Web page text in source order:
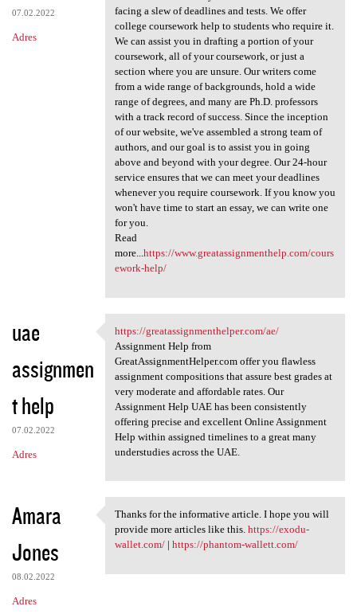
07.02.2022
Adres
facing a slew of deadlines and tests. We offer
college coursework help to students who require it.
We can assist you in drafting a portion of your
coursework, all of your coursework, or just a
section where you are unsure. Our writers come
from a wide range of backgrounds, hold a wide
range of degrees, and many are Ph.D. professors
with a track record of success. Since the inception
of our website, we've assembled a strong team of
authors, and our goal is to assist you in going
above and beyond with your degree. Our 24-hour
service ensures that we can meet your deadlines
whenever you require coursework. If you know you
won't have time to start an essay, we can write one
for you.
Read
more...https://www.greatassignmenthelp.com/cours
ework-help/
uae
assignmen
t help
07.02.2022
Adres
https://greatassignmenthelper
https://greatassignmenthelper.com/ae/
Assignment Help from
GreatAssignmentHelper.com offer you flawless
assignment compositions that assure best grades at
very moderate and affordable rates. Our
Assignment Help UAE has been consistently
offering precise and excellent Online Assignment
Help within assigned timelines to a great many
understudies across the UAE.
Amara
Jones
08.02.2022
Adres
Thanks for the informative
Thanks for the informative article. I hope you will
provide more articles like this. https://exodu-
wallet.com/| https://phantom-wallett.com/